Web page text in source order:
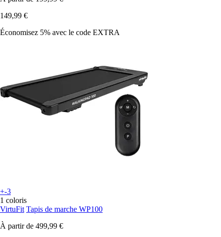
149,99 €
Économisez 5% avec le code EXTRA
+-3
1 coloris
VirtuFit Tapis de marche WP100
À partir de 499,99 €